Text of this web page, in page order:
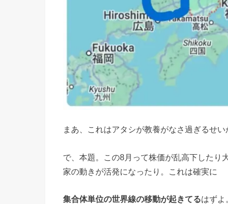
まあ、これはアタシが教養がなさ過ぎるせい
で、本題。この8月って株価が乱高下したり
家の動きが活発になったり。これは確実に
集合体単位の世界線の移動が起きてるはずよ